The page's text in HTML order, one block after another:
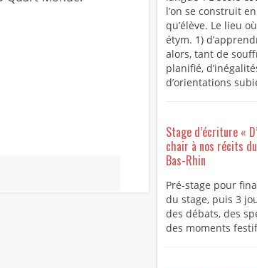
l’on se construit
qu’élève. Le lieu
étym. 1)
alors, tant de
planifié,
d’orientations
Stage d’écriture «
chair à nos récits
Bas-Rhin
Pré-stage pour
du stage, puis 3
des débats, des
des moments